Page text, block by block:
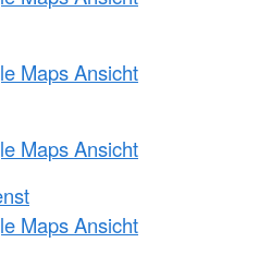
Maps Ansicht
Maps Ansicht
Maps Ansicht